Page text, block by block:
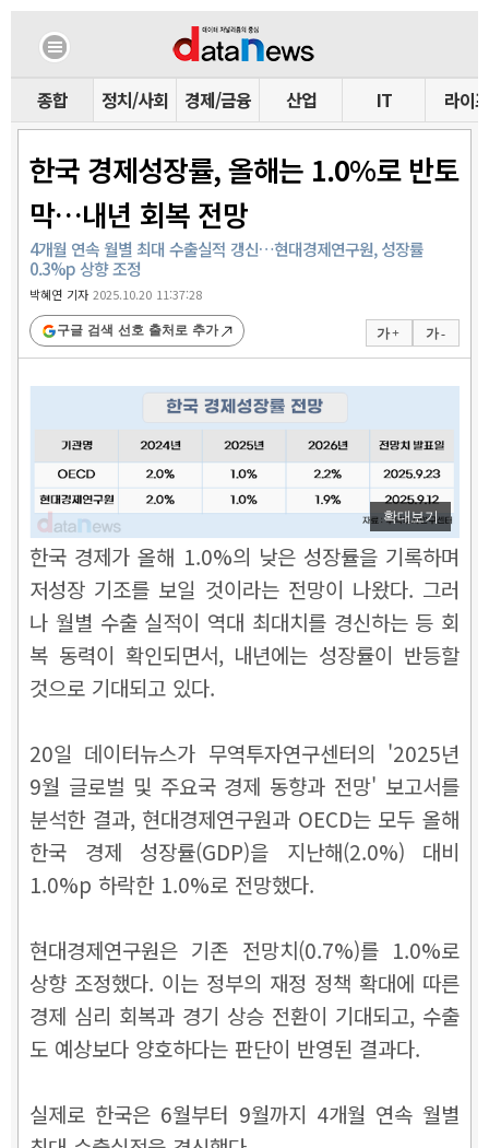
종합 정치/사회 경제/금융 산업 IT 라이프
한국 경제성장률, 올해는 1.0%로 반토
막…내년 회복 전망
4개월 연속 월별 최대 수출실적 갱신…현대경제연구원, 성장률
0.3%p 상향 조정
박혜연 기자2025.10.20 11:37:28
가 + 가 -
구글 검색 선호 출처로 추가
확대보기
한국 경제가 올해 1.0%의 낮은 성장률을 기록하며
저성장 기조를 보일 것이라는 전망이 나왔다. 그러
나 월별 수출 실적이 역대 최대치를 경신하는 등 회
복 동력이 확인되면서, 내년에는 성장률이 반등할
것으로 기대되고 있다.
20일 데이터뉴스가 무역투자연구센터의 '2025년
9월 글로벌 및 주요국 경제 동향과 전망' 보고서를
분석한 결과, 현대경제연구원과 OECD는 모두 올해
한국 경제 성장률(GDP)을 지난해(2.0%) 대비
1.0%p 하락한 1.0%로 전망했다.
현대경제연구원은 기존 전망치(0.7%)를 1.0%로
상향 조정했다. 이는 정부의 재정 정책 확대에 따른
경제 심리 회복과 경기 상승 전환이 기대되고, 수출
도 예상보다 양호하다는 판단이 반영된 결과다.
실제로 한국은 6월부터 9월까지 4개월 연속 월별